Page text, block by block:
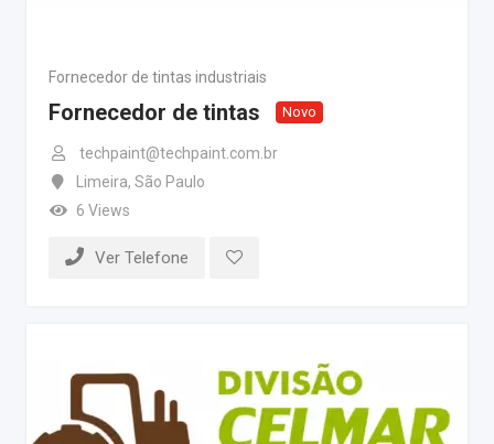
Fornecedor de tintas industriais
Fornecedor de tintas Novo
techpaint@techpaint.com.br
Limeira, São Paulo
6 Views
Ver Telefone